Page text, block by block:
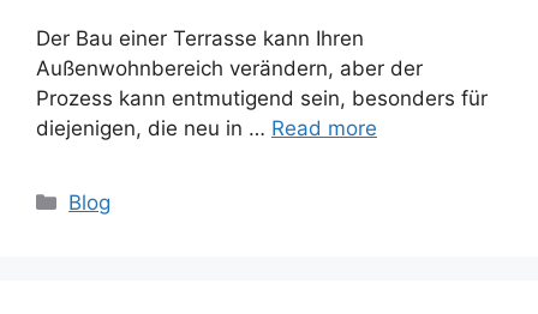
Der Bau einer Terrasse kann Ihren
Außenwohnbereich verändern, aber der
Prozess kann entmutigend sein, besonders für
diejenigen, die neu in … Read more
Categories
Blog